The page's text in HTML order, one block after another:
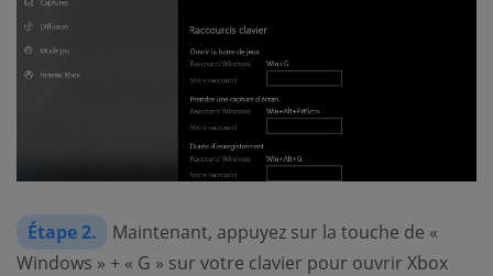
Étape 2.
Maintenant, appuyez sur la touche de «
Windows » + « G » sur votre clavier pour ouvrir Xbox